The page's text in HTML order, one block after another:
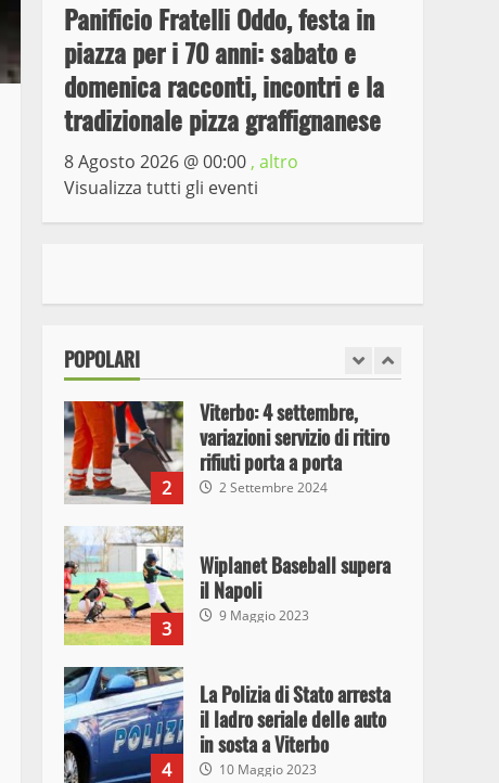
Panificio Fratelli Oddo, festa in
piazza per i 70 anni: sabato e
domenica racconti, incontri e la
tradizionale pizza graffignanese
8 Agosto 2026 @00:00 , altro
Visualizza tutti gli eventi
POPOLARI
6
terminal Riello dal 15 al
17 giugno
15 Giugno 2023
7
Giochi Sportivi
Studenteschi di Atletica a
Viterbo
10 Maggio 2023
fini di spaccio di sostanze
2
Viterbo: 4 settembre,
variazioni servizio di ritiro
rifiuti porta a porta
2 Settembre 2024
3
Wiplanet Baseball supera
il Napoli
9 Maggio 2023
4
La Polizia di Stato arresta
il ladro seriale delle auto
in sosta a Viterbo
10 Maggio 2023